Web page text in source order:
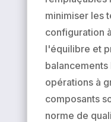
minimiser les
configuration
l'équilibre et
opérations à
composants
norme de